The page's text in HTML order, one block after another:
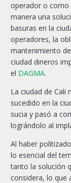
operador o como
manera una
basuras en la
operadores, la
mantenimiento
ciudad dineros
el DAGMA.
La ciudad de Cali
sucedido en la
sucia y pasó a
lográndolo al
Al haber
lo esencial del
tanto la solución
considera, lo que